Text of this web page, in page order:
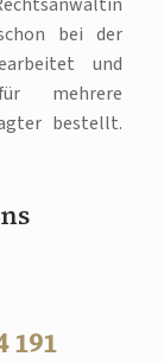
bei der
und
mehrere
bestellt.
191